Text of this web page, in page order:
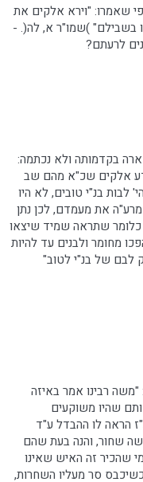
שאמרו: "וירא אלקים את
בשבילם" )שמו"ר א, לה(. -
לרעתם?
בקדמותה ולא נכתמה:
אלקים שכ"א מהם שב
בנ"י טובים, לא היו
מרע"ה את מעמדם, לכן נתן
כלומר שתראה שמיד שיצאו
מחומר ולבנים עד להיות
לבם של בנ"י לטוב"
"משה רבינו אמר באיזה
שהיו משוקעים
הראה לו ההבדל ע"ד
שחור, והנה בעת שהם
שהכיר זה האיש שאינו
סר מעליו השחרות,